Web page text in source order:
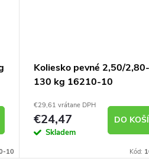
10
Koliesko pevné 2,50/
130 kg 16210-10
€29,61 vrátane DPH
€24,47
Skladem
DO
Kód: